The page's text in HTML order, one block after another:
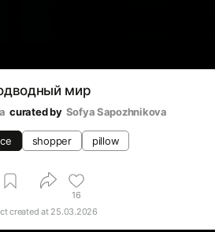
мир
curated by Sofya Sapozhnikova
shopper pillow
16
created at 25.03.2026